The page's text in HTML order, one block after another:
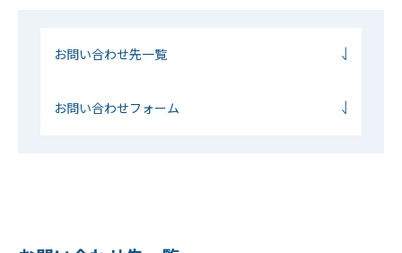
お問い合わせ先一覧
お問い合わせフォーム